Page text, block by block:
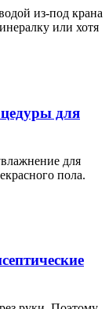
из-под крана
или хотя
для
для
пола.